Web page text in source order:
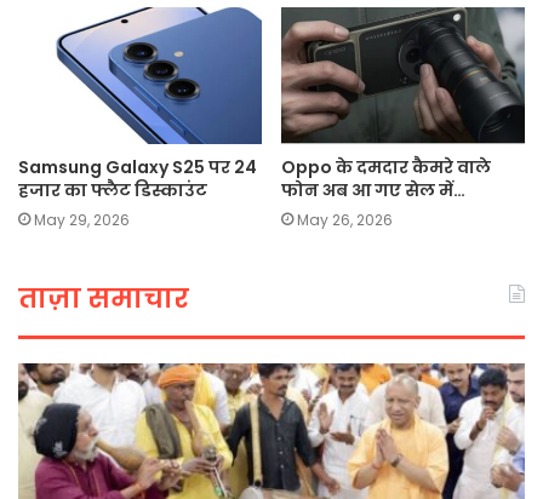
Samsung Galaxy S25 पर 24
हजार का फ्लैट डिस्काउंट
May 29, 2026
Oppo के दमदार कैमरे वाले
फोन अब आ गए सेल में…
May 26, 2026
ताज़ा समाचार